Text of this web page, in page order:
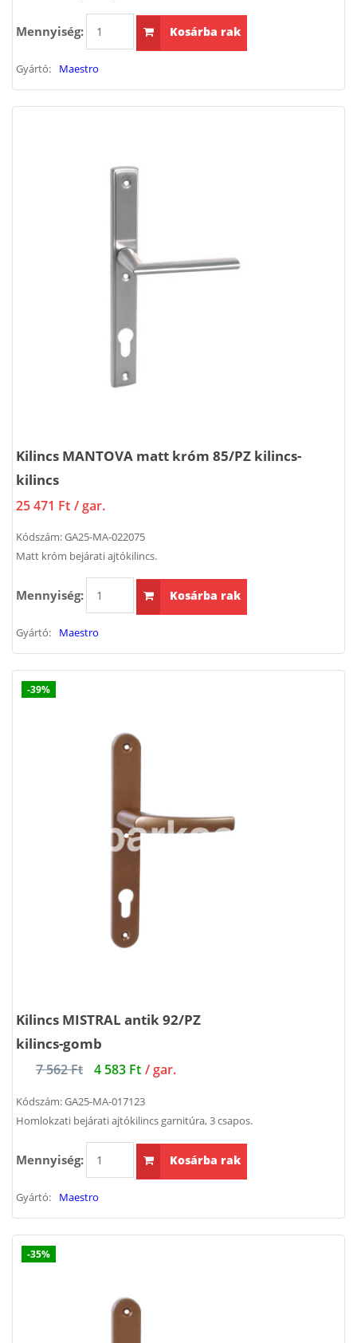
Mennyiség: Kosárba rak
Gyártó: Maestro
Kilincs MANTOVA matt króm 85/PZ kilincs-
kilincs
25 471 Ft / gar.
Kódszám:GA25-MA-022075
Matt króm bejárati ajtókilincs.
Mennyiség: Kosárba rak
Gyártó: Maestro
-39%
Kilincs MISTRAL antik 92/PZ
kilincs-gomb
7 562 Ft 4 583 Ft / gar.
Kódszám:GA25-MA-017123
Homlokzati bejárati ajtókilincs garnitúra, 3 csapos.
Mennyiség: Kosárba rak
Gyártó: Maestro
-35%